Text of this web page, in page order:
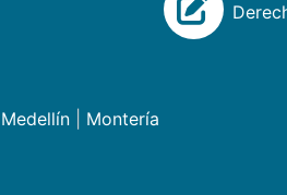
Medellín| Montería